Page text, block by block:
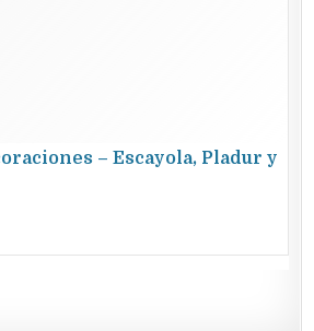
– Escayola, Pladur y